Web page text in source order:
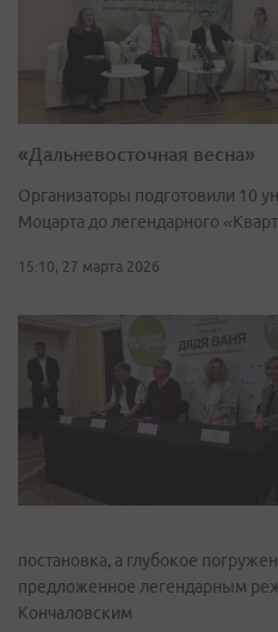
«Дальневосточная весна»
Организаторы подготовили 10
Моцарта до легендарного
15:10, 27 марта 2026
постановка, а глубокое
предложенное легендарным
Кончаловским